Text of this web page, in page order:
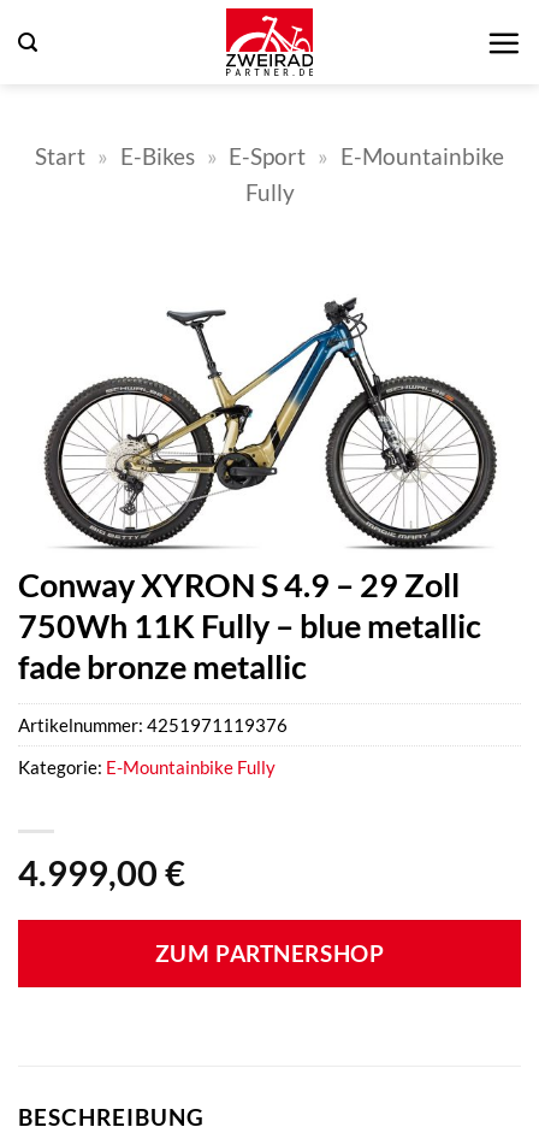
Inhalt
Start » E-Bikes » E-Sport » E-Mountainbike
Fully
Conway XYRON S 4.9 – 29 Zoll
750Wh 11K Fully – blue metallic
fade bronze metallic
4.999,00 €
ZUM PARTNERSHOP
Artikelnummer: 4251971119376
Kategorie: E-Mountainbike Fully
BESCHREIBUNG